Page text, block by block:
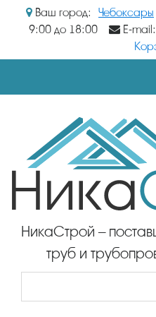
Ваш город: Чебоксары
9:00 до 18:00
E-mail:
НикаСтрой –
труб и